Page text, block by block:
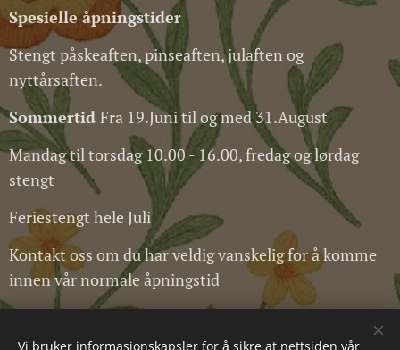
Spesielleåpningstider
Stengt påskeaften, pinseaften, julaften og
nyttårsaften.
Sommertid Fra 19.Juni til og med 31.August
Mandag til torsdag 10.00 - 16.00, fredag og lørdag
stengt
Feriestengt hele Juli
Kontakt oss om du har veldig vanskelig for å komme
innen vår normale åpningstid
Vi bruker informasjonskapsler for å sikre at nettsiden vår